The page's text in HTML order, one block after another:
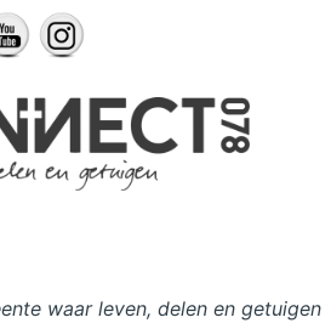
waar leven, delen en getuigen